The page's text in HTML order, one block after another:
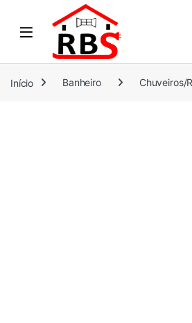
Skip to navigation
Início Banheiro Chuveiros/